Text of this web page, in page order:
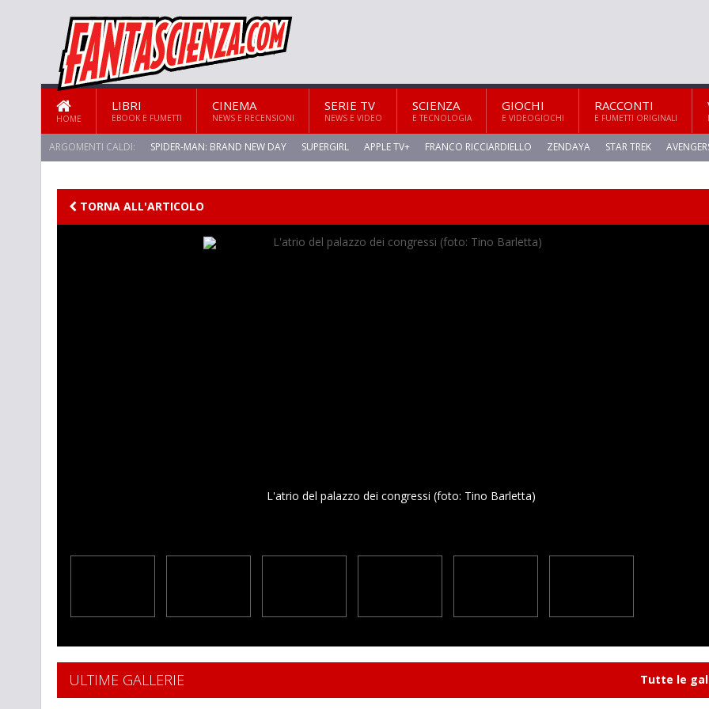
HOME
LIBRI
EBOOK E FUMETTI
CINEMA
NEWS E RECENSIONI
SERIE TV
NEWS E VIDEO
SCIENZA
E TECNOLOGIA
GIOCHI
E VIDEOGIOCHI
RACCONTI
E FUMETTI ORIGINALI
ARGOMENTI CALDI: SPIDER-MAN: BRAND NEW DAY SUPERGIRL APPLE TV+ FRANCO RICCIARDIELLO ZENDAYA STAR TREK
TORNA ALL'ARTICOLO
L'atrio del palazzo dei congressi (foto: Tino Barletta)
ULTIME GALLERIE Tutte le